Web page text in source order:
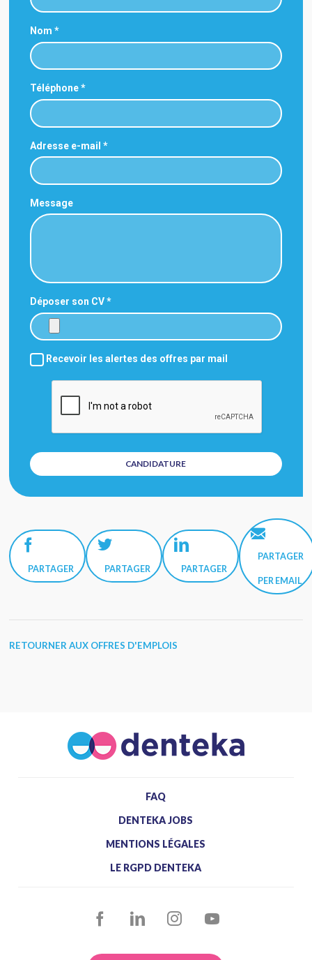
Nom
Téléphone
Adresse e-mail
Message
Déposer son CV
Recevoir les alertes des offres par mail
PARTAGER PARTAGER PARTAGER
PARTAGER
PER EMAIL
RETOURNER AUX OFFRES D'EMPLOIS
FAQ
DENTEKA JOBS
MENTIONS LÉGALES
LE RGPD DENTEKA
FACEBOOKLINKEDIN INSTAGRAM